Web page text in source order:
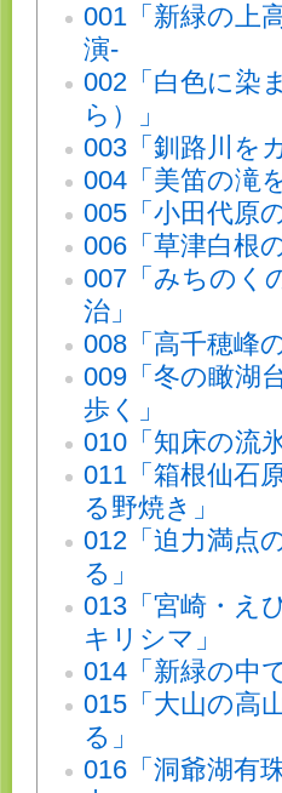
001「新緑の上
演-
002「白色に染
ら）」
003「釧路川を
004「美笛の滝
005「小田代原
006「草津白根
007「みちのく
治」
008「高千穂峰
009「冬の瞰湖
歩く」
010「知床の流氷
011「箱根仙石
る野焼き」
012「迫力満点
る」
013「宮崎・え
キリシマ」
014「新緑の中
015「大山の高
る」
016「洞爺湖有